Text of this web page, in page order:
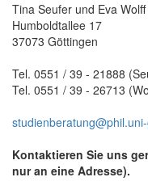
Tina Seufer und Eva Wolff
Humboldtallee 17
37073 Göttingen
Tel. 0551 / 39 - 21888
Tel. 0551 / 39 - 26713
Kontaktieren Sie uns
nur an eine Adresse).